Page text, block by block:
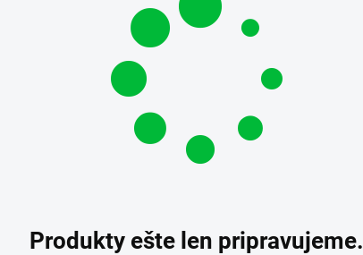
Produkty ešte len pripravujeme.